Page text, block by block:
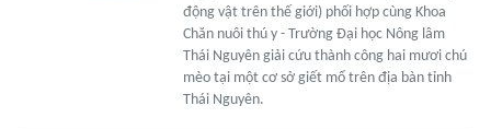
động vật trên thế giới) phối hợp cùng Khoa
Chăn nuôi thú y - Trường Đại học Nông lâm
Thái Nguyên giải cứu thành công hai mươi chú
mèo tại một cơ sở giết mổ trên địa bàn tỉnh
Thái Nguyên.